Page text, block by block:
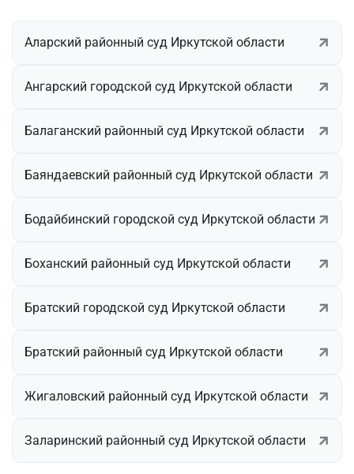
Аларский районный суд Иркутской области
Ангарский городской суд Иркутской области
Балаганский районный суд Иркутской области
Баяндаевский районный суд Иркутской области
Бодайбинский городской суд Иркутской области
Боханский районный суд Иркутской области
Братский городской суд Иркутской области
Братский районный суд Иркутской области
Жигаловский районный суд Иркутской области
Заларинский районный суд Иркутской области